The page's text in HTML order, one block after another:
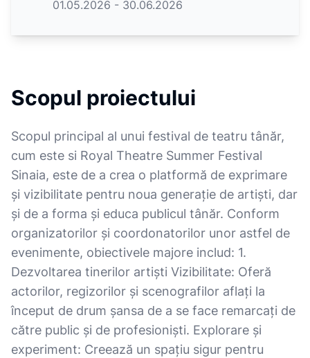
01.05.2026 - 30.06.2026
Scopul proiectului
Scopul principal al unui festival de teatru tânăr,
cum este si Royal Theatre Summer Festival
Sinaia, este de a crea o platformă de exprimare
și vizibilitate pentru noua generație de artiști, dar
și de a forma și educa publicul tânăr. Conform
organizatorilor și coordonatorilor unor astfel de
evenimente, obiectivele majore includ: 1.
Dezvoltarea tinerilor artiști Vizibilitate: Oferă
actorilor, regizorilor și scenografilor aflați la
început de drum șansa de a se face remarcați de
către public și de profesioniști. Explorare și
experiment: Creează un spațiu sigur pentru